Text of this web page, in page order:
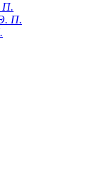
Π.
Θ. Π.